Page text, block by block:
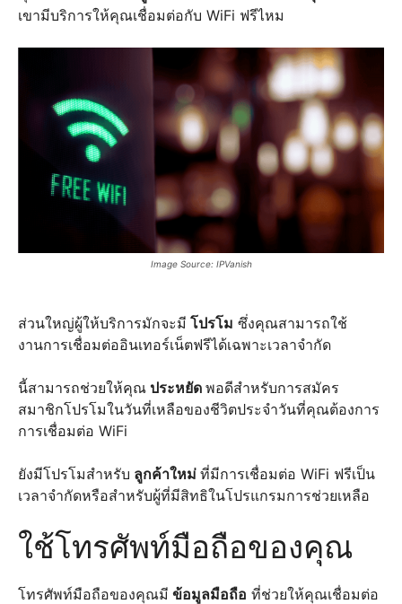
เขามีบริการให้คุณเชื่อมต่อกับ WiFi ฟรีไหม
Image Source: IPVanish
ส่วนใหญ่ผู้ให้บริการมักจะมี โปรโม ซึ่งคุณสามารถใช้
งานการเชื่อมต่ออินเทอร์เน็ตฟรีได้เฉพาะเวลาจำกัด
นี้สามารถช่วยให้คุณ ประหยัด พอดีสำหรับการสมัคร
สมาชิกโปรโมในวันที่เหลือของชีวิตประจำวันที่คุณต้องการ
การเชื่อมต่อ WiFi
ยังมีโปรโมสำหรับ ลูกค้าใหม่ ที่มีการเชื่อมต่อ WiFi ฟรีเป็น
เวลาจำกัดหรือสำหรับผู้ที่มีสิทธิในโปรแกรมการช่วยเหลือ
ใช้โทรศัพท์มือถือของคุณ
โทรศัพท์มือถือของคุณมี ข้อมูลมือถือ ที่ช่วยให้คุณเชื่อมต่อ